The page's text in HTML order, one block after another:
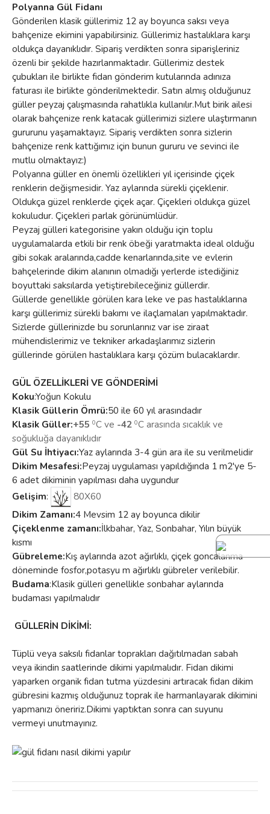
Polyanna Gül Fidanı
Gönderilen klasik güllerimiz 12 ay boyunca saksı veya
bahçenize ekimini yapabilirsiniz. Güllerimiz hastalıklara karşı
oldukça dayanıklıdır. Sipariş verdikten sonra siparişleriniz
özenli bir şekilde hazırlanmaktadır. Güllerimiz destek
çubukları ile birlikte fidan gönderim kutularında adınıza
faturası ile birlikte gönderilmektedir. Satın almış olduğunuz
güller peyzaj çalışmasında rahatlıkla kullanılır.Mut birik ailesi
olarak bahçenize renk katacak güllerimizi sizlere ulaştırmanın
gururunu yaşamaktayız. Sipariş verdikten sonra sizlerin
bahçenize renk kattığımız için bunun gururu ve sevinci ile
mutlu olmaktayız:)
Polyanna güller en önemli özellikleri yıl içerisinde çiçek
renklerin değişmesidir. Yaz aylarında sürekli çiçeklenir.
Oldukça güzel renklerde çiçek açar. Çiçekleri oldukça güzel
kokuludur. Çiçekleri parlak görünümlüdür.
Peyzaj gülleri kategorisine yakın olduğu için toplu
uygulamalarda etkili bir renk öbeği yaratmakta ideal olduğu
gibi sokak aralarında,cadde kenarlarında,site ve evlerin
bahçelerinde dikim alanının olmadığı yerlerde istediğiniz
boyuttaki saksılarda yetiştirebileceğiniz güllerdir.
Güllerde genellikle görülen kara leke ve pas hastalıklarına
karşı güllerimiz sürekli bakımı ve ilaçlamaları yapılmaktadır.
Sizlerde güllerinizde bu sorunlarınız var ise ziraat
mühendislerimiz ve tekniker arkadaşlarımız sizlerin
güllerinde görülen hastalıklara karşı çözüm bulacaklardır.
GÜL ÖZELLİKLERİ VE GÖNDERİMİ
Koku:Yoğun Kokulu
Klasik Güllerin Ömrü:50 ile 60 yıl arasındadır
Klasik Güller:+55 0C ve -42 0C arasında sıcaklık ve
soğukluğa dayanıklıdır
Gül Su İhtiyacı:Yaz aylarında 3-4 gün ara ile su verilmelidir
Dikim Mesafesi:Peyzaj uygulaması yapıldığında 1 m2'ye 5-
6 adet dikiminin yapılması daha uygundur
Gelişim:
80X60
Dikim Zamanı:4 Mevsim 12 ay boyunca dikilir
Çiçeklenme zamanı:İlkbahar, Yaz, Sonbahar, Yılın büyük
kısmı
Gübreleme:Kış aylarında azot ağırlıklı, çiçek goncalanma
döneminde fosfor,potasyu m ağırlıklı gübreler verilebilir.
Budama:Klasik gülleri genellikle sonbahar aylarında
budaması yapılmalıdır
GÜLLERİN DİKİMİ:
Tüplü veya saksılı fidanlar toprakları dağıtılmadan sabah
veya ikindin saatlerinde dikimi yapılmalıdır. Fidan dikimi
yaparken organik fidan tutma yüzdesini artıracak fidan dikim
gübresini kazmış olduğunuz toprak ile harmanlayarak dikimini
yapmanızı öneririz.Dikimi yaptıktan sonra can suyunu
vermeyi unutmayınız.